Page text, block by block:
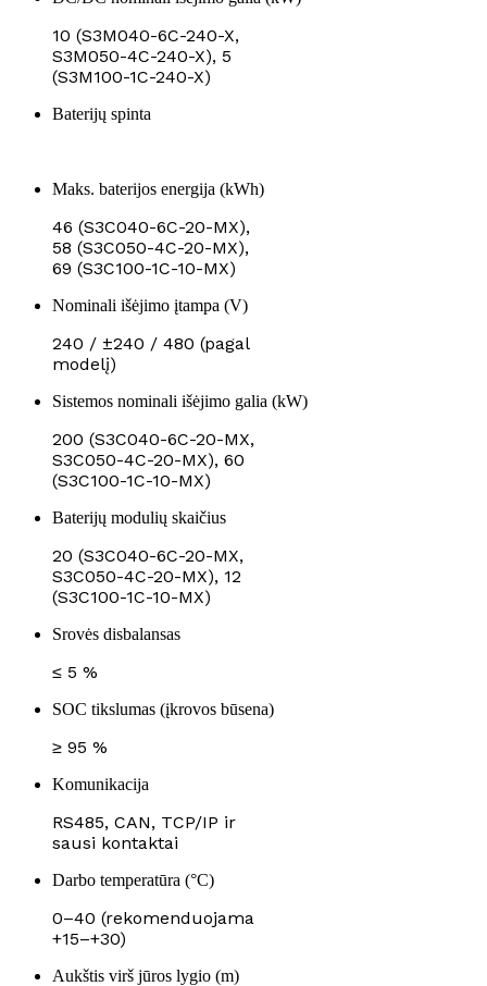
10 (S3M040-6C-240-X,
S3M050-4C-240-X), 5
(S3M100-1C-240-X)
Baterijų spinta
Maks. baterijos energija (kWh)
46 (S3C040-6C-20-MX),
58 (S3C050-4C-20-MX),
69 (S3C100-1C-10-MX)
Nominali išėjimo įtampa (V)
240 / ±240 / 480 (pagal
modelį)
Sistemos nominali išėjimo galia (kW)
200 (S3C040-6C-20-MX,
S3C050-4C-20-MX), 60
(S3C100-1C-10-MX)
Baterijų modulių skaičius
20 (S3C040-6C-20-MX,
S3C050-4C-20-MX), 12
(S3C100-1C-10-MX)
Srovės disbalansas
≤ 5 %
SOC tikslumas (įkrovos būsena)
≥ 95 %
Komunikacija
RS485, CAN, TCP/IP ir
sausi kontaktai
Darbo temperatūra (°C)
0–40 (rekomenduojama
+15–+30)
Aukštis virš jūros lygio (m)